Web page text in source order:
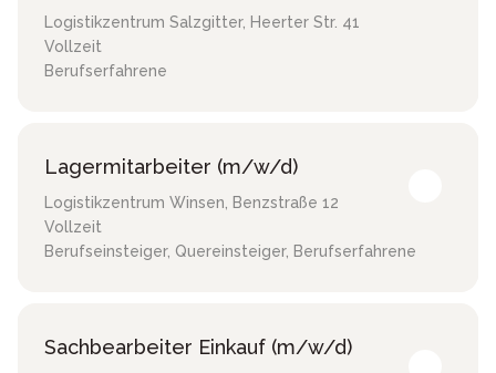
Logistikzentrum Salzgitter, Heerter Str. 41
Vollzeit
Berufserfahrene
Lagermitarbeiter (m/w/d)
Logistikzentrum Winsen, Benzstraße 12
Vollzeit
Berufseinsteiger, Quereinsteiger, Berufserfahrene
Sachbearbeiter Einkauf (m/w/d)